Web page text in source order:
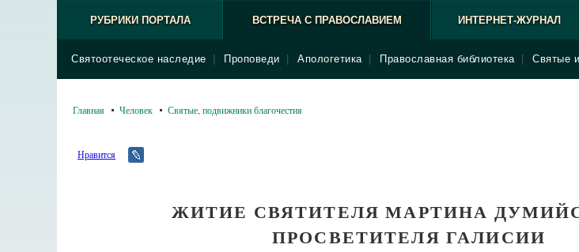
РУБРИКИ ПОРТАЛА ВСТРЕЧА С ПРАВОСЛАВИЕМ
Святоотеческое наследие Проповеди Апологетика Православная библиотека Святые
ИНТЕРНЕТ-ЖУРНАЛ
Главная Человек Святые, подвижники благочестия
Нравится
ЖИТИЕ СВЯТИТЕЛЯ МАРТИНА
ПРОСВЕТИТЕЛЯ ГАЛИСИИ